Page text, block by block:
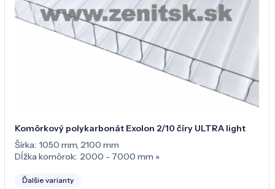
Komôrkový polykarbonát Exolon 2/10 číry ULTRA light
Šírka: 1050 mm, 2100 mm
Dĺžka komôrok: 2000 - 7000 mm »
Ďalšie varianty